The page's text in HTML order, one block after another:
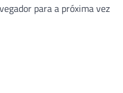
para a próxima vez